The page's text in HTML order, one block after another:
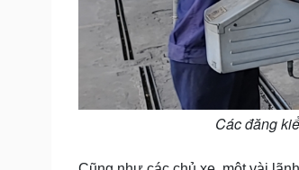
Các đăng